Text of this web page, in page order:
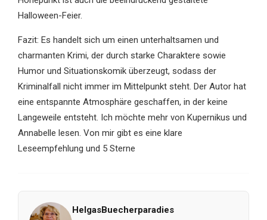
Halloween-Feier.
Fazit: Es handelt sich um einen unterhaltsamen und
charmanten Krimi, der durch starke Charaktere sowie
Humor und Situationskomik überzeugt, sodass der
Kriminalfall nicht immer im Mittelpunkt steht. Der Autor hat
eine entspannte Atmosphäre geschaffen, in der keine
Langeweile entsteht. Ich möchte mehr von Kupernikus und
Annabelle lesen. Von mir gibt es eine klare
Leseempfehlung und 5 Sterne
HelgasBuecherparadies